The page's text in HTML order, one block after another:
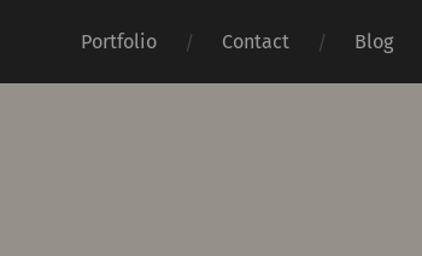
Portfolio Contact Blog